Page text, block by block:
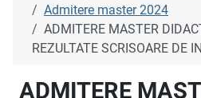
Admitere master 2024
ADMITERE MASTER
REZULTATE SCRISOARE DE
ADMITERE